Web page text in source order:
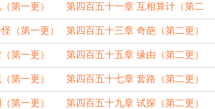
更）
第一更） 第四百五十一章 互相算计（第二
更）
（第一更） 第四百五十三章 奇葩（第二更）
第一更） 第四百五十五章 缘由（第二更）
第一更） 第四百五十七章 套路（第二更）
第一更） 第四百五十九章 试探（第二更）